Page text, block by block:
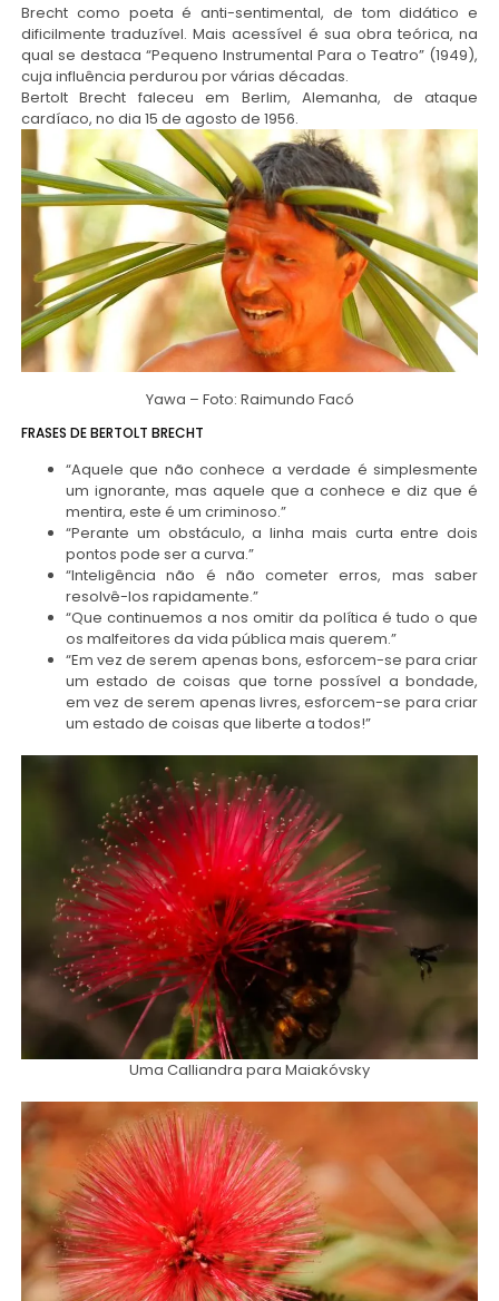
Brecht como poeta é anti-sentimental, de tom didático e
dificilmente traduzível. Mais acessível é sua obra teórica, na
qual se destaca “Pequeno Instrumental Para o Teatro” (1949),
cuja influência perdurou por várias décadas.
Bertolt Brecht faleceu em Berlim, Alemanha, de ataque
cardíaco, no dia 15 de agosto de 1956.
Yawa – Foto: Raimundo Facó
FRASES DE BERTOLT BRECHT
“Aquele que não conhece a verdade é simplesmente
um ignorante, mas aquele que a conhece e diz que é
mentira, este é um criminoso.”
“Perante um obstáculo, a linha mais curta entre dois
pontos pode ser a curva.”
“Inteligência não é não cometer erros, mas saber
resolvê-los rapidamente.”
“Que continuemos a nos omitir da política é tudo o que
os malfeitores da vida pública mais querem.”
“Em vez de serem apenas bons, esforcem-se para criar
um estado de coisas que torne possível a bondade,
em vez de serem apenas livres, esforcem-se para criar
um estado de coisas que liberte a todos!”
Uma Calliandra para Maiakóvsky